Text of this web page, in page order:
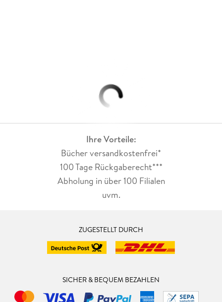
Ihre Vorteile:
Bücher versandkostenfrei*
100 Tage Rückgaberecht***
Abholung in über 100 Filialen
uvm.
ZUGESTELLT DURCH
SICHER & BEQUEM BEZAHLEN